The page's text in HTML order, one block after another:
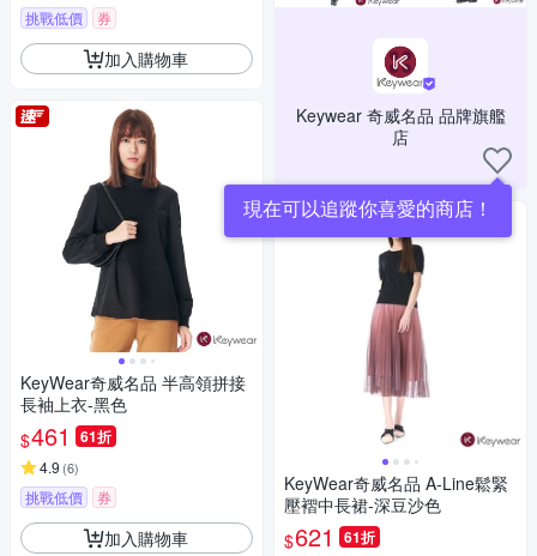
挑戰低價 券
加入購物車
KeyWear奇威名品 半高領拼接
長袖上衣-黑色
$461 61折
4.9 (6)
挑戰低價 券
加入購物車
Keywear 奇威名品 品牌旗艦
店
現在可以追蹤你喜愛的商店！
KeyWear奇威名品 A-Line鬆緊
壓褶中長裙-深豆沙色
$621 61折